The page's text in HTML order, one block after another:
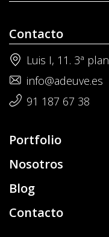
Contacto
Luis I, 11. 3ª
info@adeuve.es
91 187 67 38
Portfolio
Nosotros
Blog
Contacto